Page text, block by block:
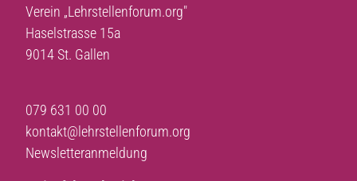
Verein „Lehrstellenforum.org"
Haselstrasse 15a
9014 St. Gallen
079 631 00 00
kontakt@lehrstellenforum.org
Newsletteranmeldung